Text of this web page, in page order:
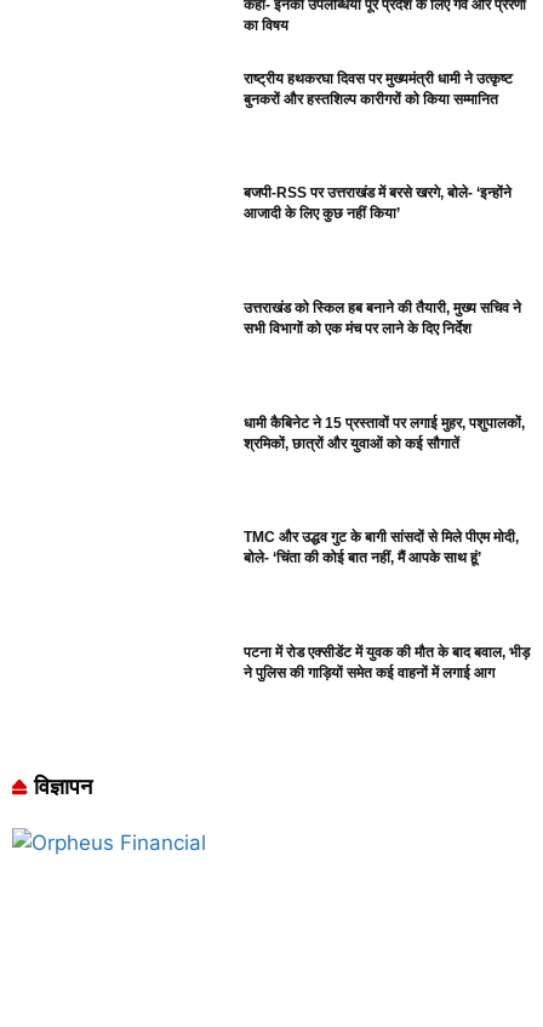
कहा- इनकी उपलब्धियां पूरे प्रदेश के लिए गर्व और प्रेरणा
का विषय
राष्ट्रीय हथकरघा दिवस पर मुख्यमंत्री धामी ने उत्कृष्ट
बुनकरों और हस्तशिल्प कारीगरों को किया सम्मानित
बजपी-RSS पर उत्तराखंड में बरसे खरगे, बोले- ‘इन्होंने
आजादी के लिए कुछ नहीं किया’
उत्तराखंड को स्किल हब बनाने की तैयारी, मुख्य सचिव ने
सभी विभागों को एक मंच पर लाने के दिए निर्देश
धामी कैबिनेट ने 15 प्रस्तावों पर लगाई मुहर, पशुपालकों,
श्रमिकों, छात्रों और युवाओं को कई सौगातें
TMC और उद्धव गुट के बागी सांसदों से मिले पीएम मोदी,
बोले- ‘चिंता की कोई बात नहीं, मैं आपके साथ हूं’
पटना में रोड एक्सीडेंट में युवक की मौत के बाद बवाल, भीड़
ने पुलिस की गाड़ियों समेत कई वाहनों में लगाई आग
विज्ञापन